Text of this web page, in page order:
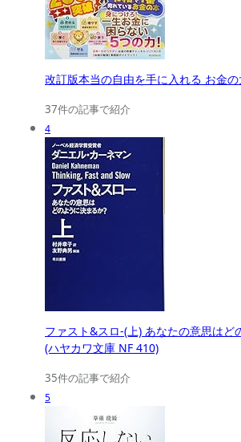
改訂版本当の自由を手に入れる お金
37件の記事で紹介
4
ファスト&スロ-(上) あなたの意思はど
(ハヤカワ文庫 NF 410)
35件の記事で紹介
5